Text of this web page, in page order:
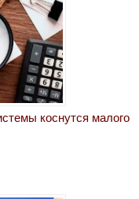
коснутся малого